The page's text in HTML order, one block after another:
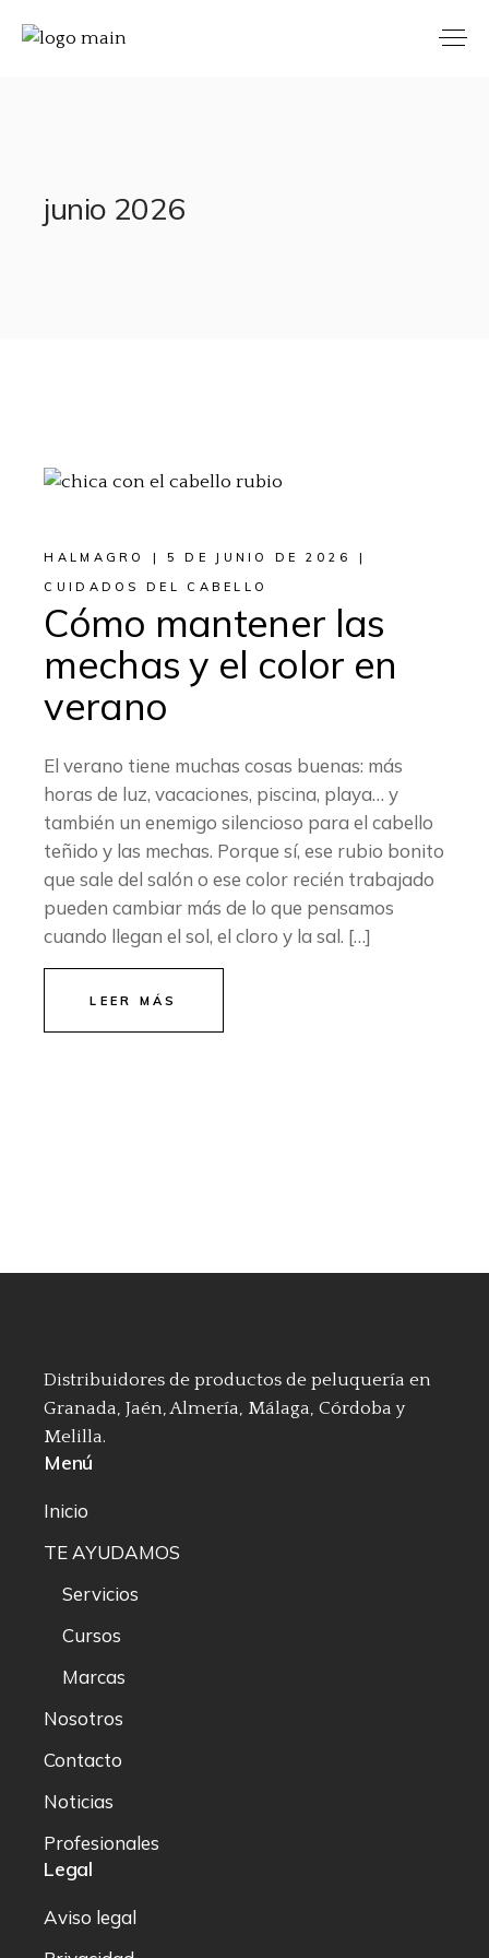
junio 2026
HALMAGRO
5 DE JUNIO DE 2026
CUIDADOS DEL CABELLO
Cómo mantener las
mechas y el color en
verano
El verano tiene muchas cosas buenas: más
horas de luz, vacaciones, piscina, playa… y
también un enemigo silencioso para el cabello
teñido y las mechas. Porque sí, ese rubio bonito
que sale del salón o ese color recién trabajado
pueden cambiar más de lo que pensamos
cuando llegan el sol, el cloro y la sal. […]
LEER MÁS
Distribuidores de productos de peluquería en
Granada, Jaén, Almería, Málaga, Córdoba y
Melilla.
Menú
Inicio
TE AYUDAMOS
Servicios
Cursos
Marcas
Nosotros
Contacto
Noticias
Profesionales
Legal
Aviso legal